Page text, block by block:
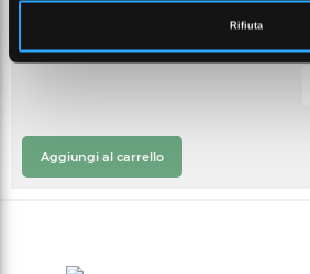
Rifiuta
Aggiungi al carrello